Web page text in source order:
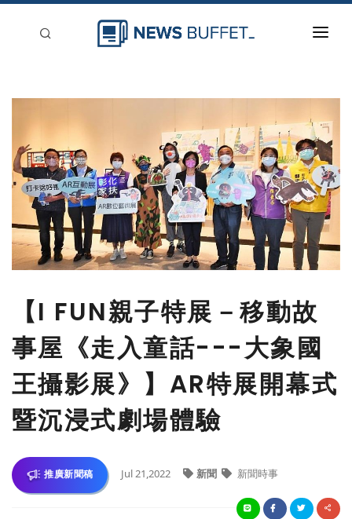
刊登
【I FUN親子特展－移動故
事屋《走入童話---大象國
王攝影展》】AR特展開幕式
暨沉浸式劇場體驗
推廣新聞稿 Jul 21,2022 新聞 新聞時事